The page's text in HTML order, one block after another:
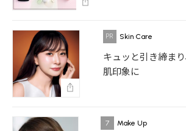
Skin Care
キュッと引き締ま
肌印象に
7 Make Up